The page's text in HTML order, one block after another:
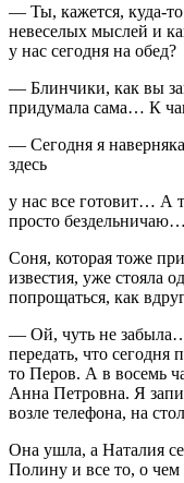
— Ты, кажется, куда-
невеселых мыслей и
у нас сегодня на обед?
— Блинчики, как вы
придумала сама… К
— Сегодня я
здесь
у нас все готовит… А
просто бездельничаю…
Соня, которая тоже
известия, уже стояла
попрощаться, как
— Ой, чуть не
передать, что сегодня
то Перов. А в восемь
Анна Петровна. Я
возле телефона, на
Она ушла, а Наталия
Полину и все то, о чем